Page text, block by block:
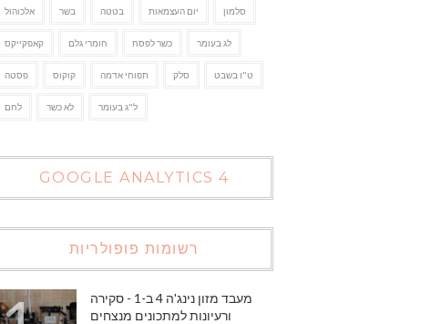
אלכוהול בשר בטטה יום העצמאות סלמון
קאפקייקס חומרי גלם כשר לפסח לג בעומר
פסטה קוקוס תפוחי אדמה סלק ט"ו בשבט
לחם לא כשר ל"ג בעומר
GOOGLE ANALYTICS 4
רשומות פופולריות
מעבד מזון נינג'ה 4 ב-1 - סקירה
ורעיונות למתכונים מנצחים